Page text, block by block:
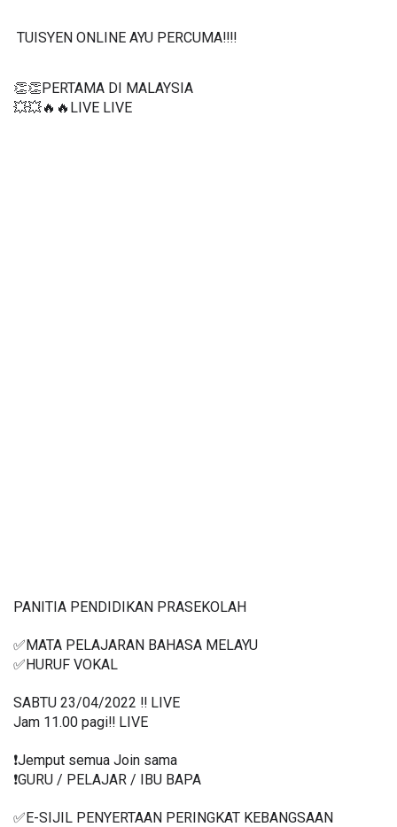
TUISYEN ONLINE AYU PERCUMA‼️‼️
👏👏PERTAMA DI MALAYSIA
💥💥🔥🔥LIVE LIVE
PANITIA PENDIDIKAN PRASEKOLAH
✅MATA PELAJARAN BAHASA MELAYU
✅HURUF VOKAL
SABTU 23/04/2022 ‼️ LIVE
Jam 11.00 pagi‼️ LIVE
❗️Jemput semua Join sama
❗️GURU / PELAJAR / IBU BAPA
✅E-SIJIL PENYERTAAN PERINGKAT KEBANGSAAN